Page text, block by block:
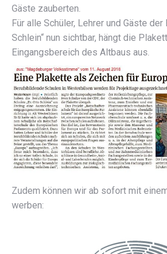
Gäste zauberten.
Für alle Schüler, Lehrer und Gäste der
Schlein“ nun sichtbar, hängt die
Eingangsbereich des Altbaus aus.
Zudem können wir ab sofort mit
werben: